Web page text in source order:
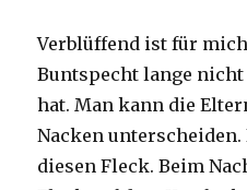
Verblüffend ist für
Buntspecht lange
hat. Man kann die
Nacken
diesen Fleck. Beim